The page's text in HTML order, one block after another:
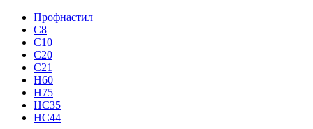
Профнастил
С8
С10
С20
С21
H60
H75
HС35
НС44